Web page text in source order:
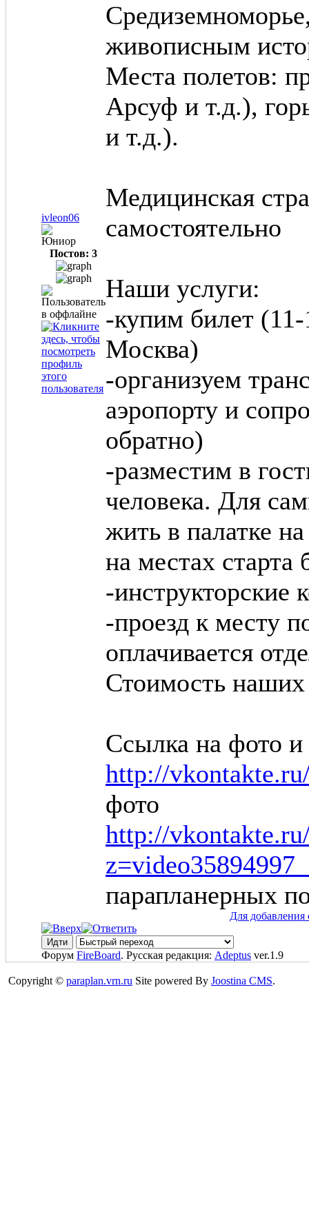
ivleon06
Юниор
Постов: 3
живописным
Места полетов:
Арсуф и т.д.),
и т.д.).
Медицинская
самостоятельно
Наши услуги:
-купим билет
Москва)
-организуем
аэропорту и
обратно)
-разместим в
человека. Для
жить в палатке
на местах старта
-инструкторские
-проезд к месту
оплачивается
Стоимость наших
Ссылка на фото
http://
фото
http://
парапланерных
Для добавления
Форум FireBoard. Русская редакция: Adeptus ver.1.9
Copyright © paraplan.vrn.ru Site powered By Joostina CMS.